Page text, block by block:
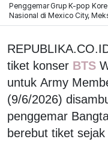
Penggemar Grup K-pop
Nasional di Mexico City,
tiket konser BTS
untuk Army
(9/6/2026)
penggemar
berebut tiket